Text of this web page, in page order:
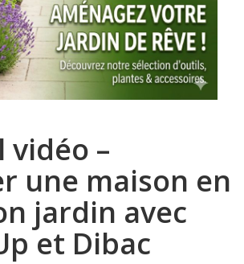
–
une maison en
jardin avec
et Dibac